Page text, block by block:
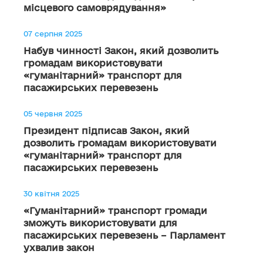
місцевого самоврядування»
07 серпня 2025
Набув чинності Закон, який дозволить
громадам використовувати
«гуманітарний» транспорт для
пасажирських перевезень
05 червня 2025
Президент підписав Закон, який
дозволить громадам використовувати
«гуманітарний» транспорт для
пасажирських перевезень
30 квітня 2025
«Гуманітарний» транспорт громади
зможуть використовувати для
пасажирських перевезень – Парламент
ухвалив закон